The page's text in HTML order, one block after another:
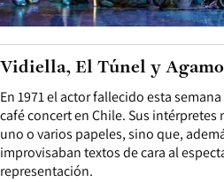
En 1971 el actor fallecido esta
café concert en Chile. Sus
uno o varios papeles, sino que,
improvisaban textos de cara al
representación.
Vidiella, El Túnel y